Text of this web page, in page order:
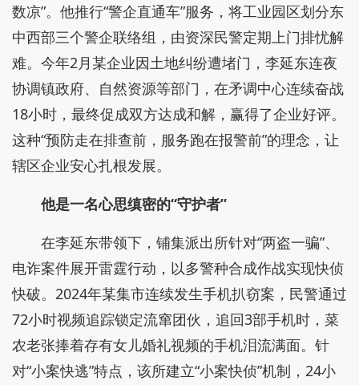
数凉”。他推行“警企直通车”服务，将工业园区划分东
中西部三个警企联络组，由资深民警定期上门排忧解
难。今年2月某企业因土地纠纷遭堵门，李延东连夜
协调镇政府、自然资源等部门，在矛调中心连续奋战
18小时，最终促成双方达成和解，赢得了企业好评。
这种“预防走在排查前，服务跑在报警前”的理念，让
辖区企业安心扎根发展。
他是一名心思缜密的“守护者”
在李延东带领下，铺集派出所针对“两盗一骗”、
电诈案件展开雷霆行动，以多警种合成作战实现快侦
快破。2024年某集市连续发生手机扒窃案，民警通过
72小时视频追踪锁定流窜团伙，追回3部手机时，菜
农老张捧着存有女儿婚礼视频的手机泪流满面。针
对“小案快逃”特点，该所建立“小案快侦”机制，24小